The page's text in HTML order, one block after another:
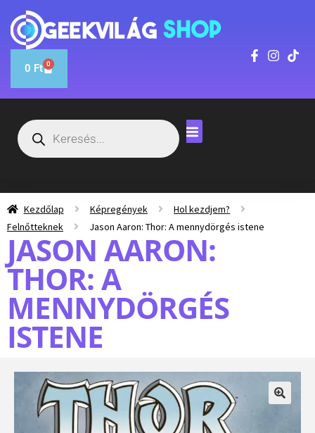
0 Ft 0
Kezdőlap Képregények
Hol kezdjem?
Felnőtteknek
Jason Aaron: Thor: A mennydörgés istene
JASON AARON:
THOR: A
MENNYDÖRGÉS
ISTENE